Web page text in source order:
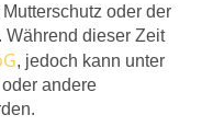
oder der
Während dieser Zeit
, jedoch kann unter
andere